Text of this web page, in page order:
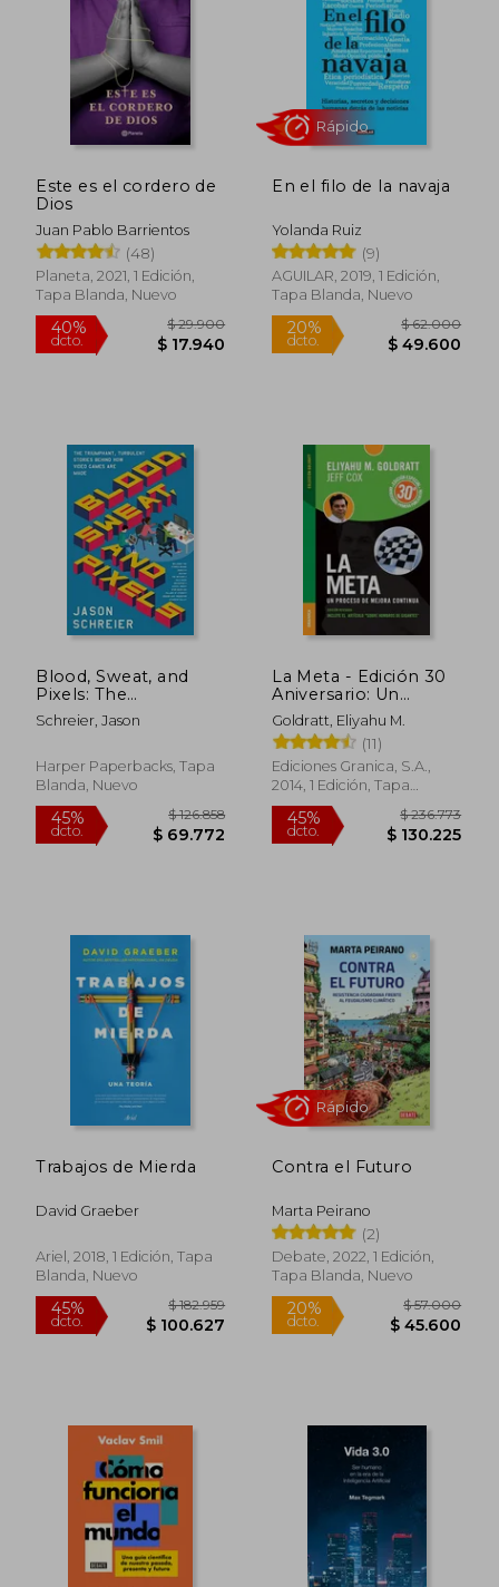
45%
dcto.
$ 125.010
$ 68.756
45%
dcto.
Este es el cordero de
Dios
Juan Pablo Barrientos
(48)
Planeta, 2021, 1 Edición,
Tapa Blanda, Nuevo
40% $ 29.900
En el filo de la navaja
Yolanda Ruiz
(9)
AGUILAR, 2019, 1 Edición,
Tapa Blanda, Nuevo
20%
Blood, Sweat, and
Pixels: The
Triumphant,
Turbulent Stories
Games are Made (en
Inglés)
Schreier, Jason
Harper Paperbacks, Tapa
Blanda, Nuevo
45% $ 126.858
La Meta - Edición 30
Aniversario: Un
proceso de mejora
continua
Goldratt, Eliyahu M.
(11)
Ediciones Granica, S.A.,
2014, 1 Edición, Tapa
Blanda, Nuevo
45%
Trabajos de Mierda
David Graeber
Ariel, 2018, 1 Edición, Tapa
Blanda, Nuevo
Contra el Futuro
Marta Peirano
(2)
Debate, 2022, 1 Edición,
Tapa Blanda, Nuevo
Rápido